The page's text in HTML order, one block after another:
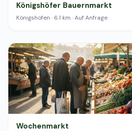
Königshöfer Bauernmarkt
Königshofen · 6.1 km · Auf Anfrage
Wochenmarkt